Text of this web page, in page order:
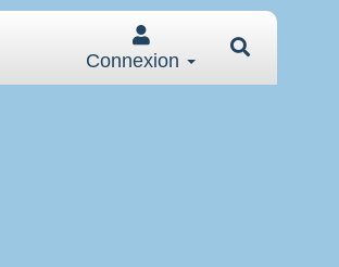
Connexion